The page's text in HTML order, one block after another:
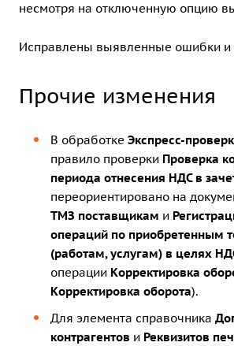
несмотря на отключенную опцию
Исправлены выявленные ошибки и
Прочие изменения
В обработке Экспресс-
правило проверки Проверка
периода отнесения НДС в
переориентировано на
ТМЗ поставщикам и
операций по приобретенным
(работам, услугам) в целях
операции Корректировка
Корректировка оборота).
Для элемента справочника
контрагентов и Реквизитов